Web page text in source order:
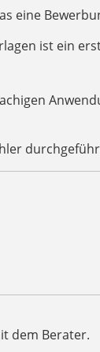
eine
ist ein
dem Berater.